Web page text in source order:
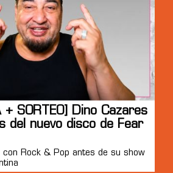
+ SORTEO] Dino Cazares
del nuevo disco de Fear
con Rock & Pop antes de su show